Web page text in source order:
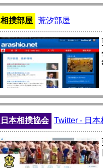
相撲部屋 荒汐部屋
日本相撲協会 Twitter - 日本